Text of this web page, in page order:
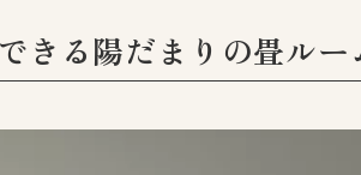
きる陽だまりの畳ルー